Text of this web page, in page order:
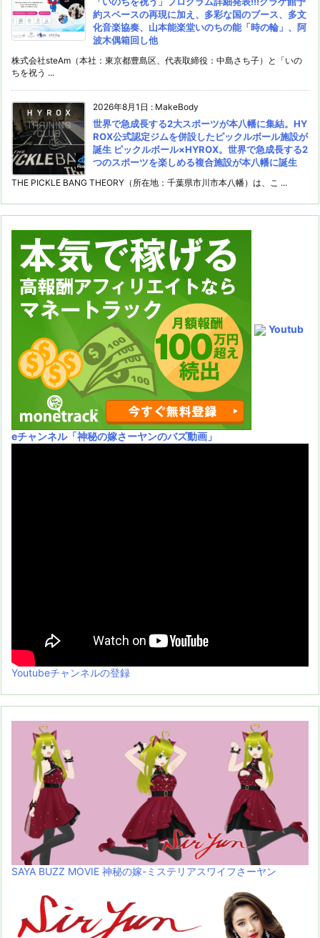
約スペースの再現に加え、多彩な国のブース、多文
化音楽協奏、山本能楽堂いのちの能「時の輪」、阿
波木偶箱回し他
株式会社steAm（本社：東京都豊島区、代表取締役：中島さち子）と「いの
ちを祝う ...
2026年8月1日 : MakeBody
世界で急成長する2大スポーツが本八幡に集結。HY
ROX公式認定ジムを併設したピックルボール施設が
誕生 ピックルボール×HYROX。世界で急成長する2
つのスポーツを楽しめる複合施設が本八幡に誕生
THE PICKLE BANG THEORY（所在地：千葉県市川市本八幡）は、こ ...
Youtub
eチャンネル「神秘の嫁さーヤンのバズ動画」
Youtubeチャンネルの登録
SAYA BUZZ MOVIE 神秘の嫁-ミステリアスワイフさーヤン